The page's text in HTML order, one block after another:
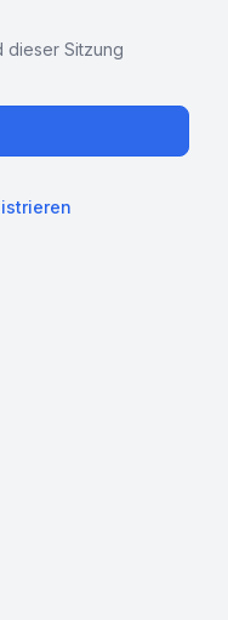
dieser Sitzung